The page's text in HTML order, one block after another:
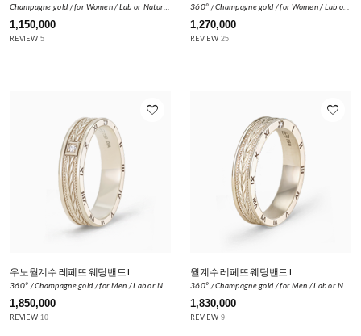
1,150,000
REVIEW 5
1,270,000
REVIEW 25
우노월계수 레페뜨 웨딩밴드 L
1,850,000
REVIEW 10
favorite_border
월계수 레페뜨 웨딩밴드 L
1,830,000
REVIEW 9
favorite_border